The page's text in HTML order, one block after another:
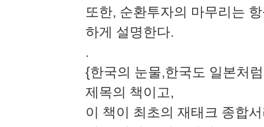
또한, 순환투자의 마무리는
하게 설명한다.
.
{한국의 눈물,한국도 일본처
제목의 책이고,
이 책이 최초의 재태크 종합